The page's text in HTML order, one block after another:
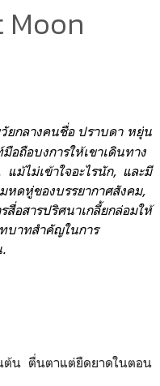
Moon
ยกลางคนชื่อ ปราบดา หยุ่น
อถือบงการให้เขาเดินทาง
แม้ไม่เข้าใจอะไรนัก, และมี
หดหู่ของบรรยากาศสังคม,
อสารปริศนาเกลี้ยกล่อมให้
บาทสำคัญในการ
ต้น ตื่นตาแต่ยืดยาดในตอน